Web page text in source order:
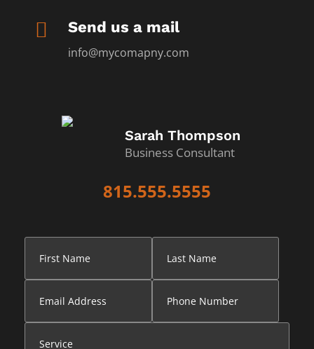
 Send us a mail
info@mycomapny.com
Sarah Thompson
Business Consultant
815.555.5555